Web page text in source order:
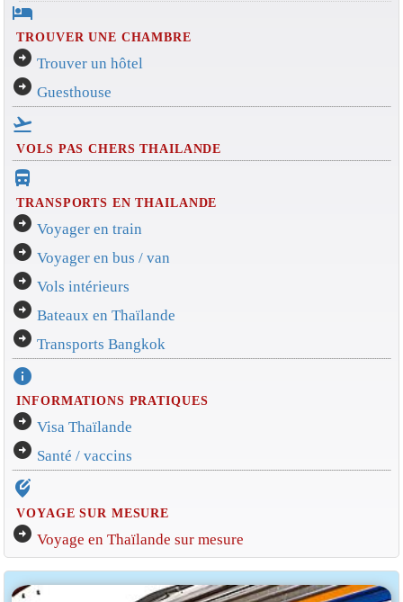
hotel
TROUVER UNE CHAMBRE
arrow_circle_right Trouver un hôtel
arrow_circle_right Guesthouse
flight_takeoff
VOLS PAS CHERS THAILANDE
directions_bus_filled
TRANSPORTS EN THAILANDE
arrow_circle_right Voyager en train
arrow_circle_right Voyager en bus / van
arrow_circle_right Vols intérieurs
arrow_circle_right Bateaux en Thaïlande
arrow_circle_right Transports Bangkok
info
INFORMATIONS PRATIQUES
arrow_circle_right Visa Thaïlande
arrow_circle_right Santé / vaccins
edit_location_alt
VOYAGE SUR MESURE
arrow_circle_right Voyage en Thaïlande sur mesure